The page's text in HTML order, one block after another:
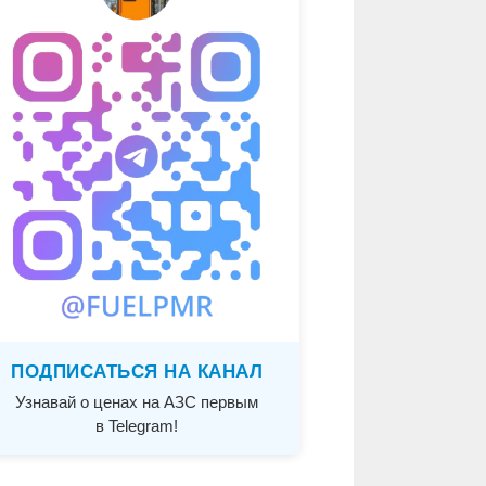
ПОДПИСАТЬСЯ НА КАНАЛ
Узнавай о ценах на АЗС первым
в Telegram!